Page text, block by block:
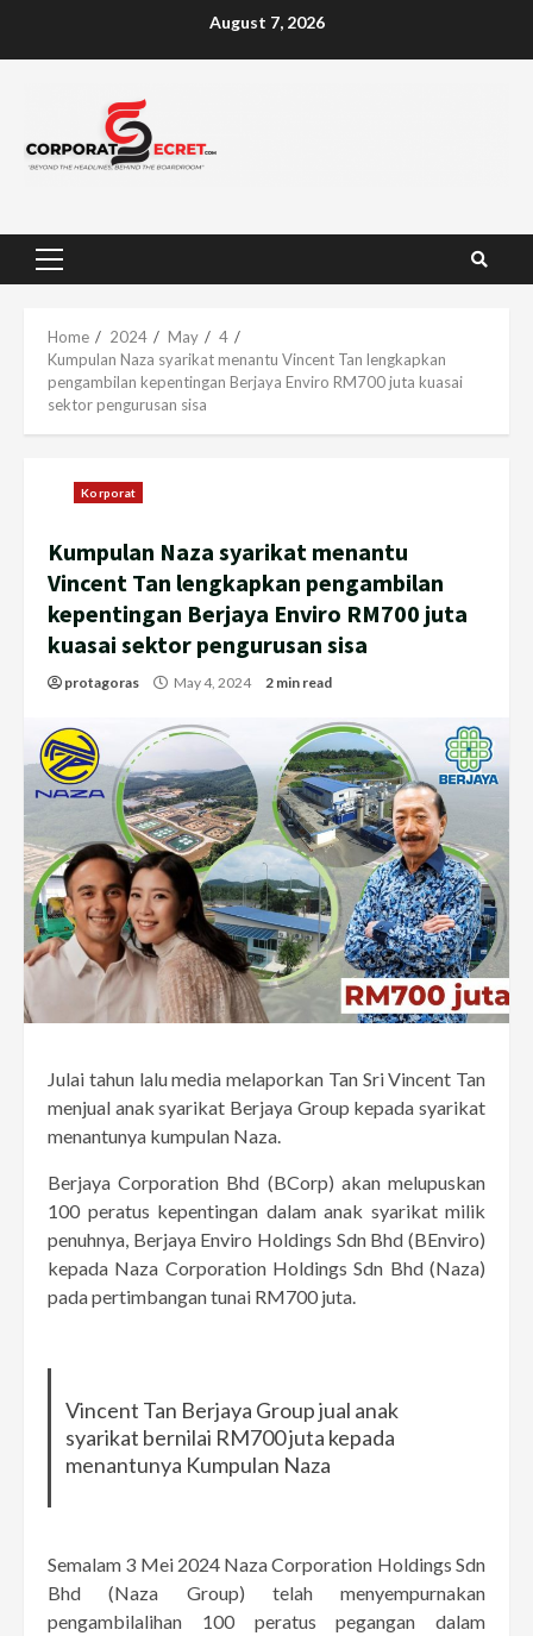
August 7, 2026
Primary
Home 2024 May
4
Kumpulan Naza syarikat menantu Vincent Tan lengkapkan
pengambilan kepentingan Berjaya Enviro RM700 juta kuasai
sektor pengurusan sisa
Korporat
Kumpulan Naza syarikat menantu
Vincent Tan lengkapkan pengambilan
kepentingan Berjaya Enviro RM700 juta
kuasai sektor pengurusan sisa
protagoras May 4, 2024 2 min read
Julai tahun lalu media melaporkan Tan Sri Vincent Tan
menjual anak syarikat Berjaya Group kepada syarikat
menantunya kumpulan Naza.
Berjaya Corporation Bhd (BCorp) akan melupuskan
100 peratus kepentingan dalam anak syarikat milik
penuhnya, Berjaya Enviro Holdings Sdn Bhd (BEnviro)
kepada Naza Corporation Holdings Sdn Bhd (Naza)
pada pertimbangan tunai RM700 juta.
Vincent Tan Berjaya Group jual anak
syarikat bernilai RM700 juta kepada
menantunya Kumpulan Naza
Semalam 3 Mei 2024 Naza Corporation Holdings Sdn
Bhd (Naza Group) telah menyempurnakan
pengambilalihan 100 peratus pegangan dalam